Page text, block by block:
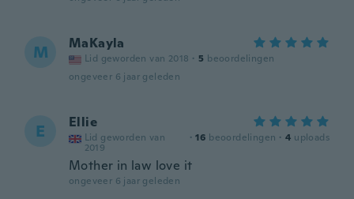
M MaKayla
Lid geworden van 2018 · 5 beoordelingen
ongeveer 6 jaar geleden
E Ellie
Lid geworden van
2019
· 16 beoordelingen · 4 uploads
Mother in law love it
ongeveer 6 jaar geleden